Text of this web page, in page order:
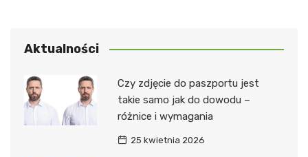
Aktualności
Czy zdjęcie do paszportu jest
takie samo jak do dowodu –
różnice i wymagania
25 kwietnia 2026